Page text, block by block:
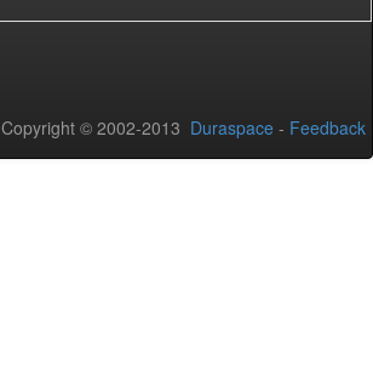
Copyright © 2002-2013 Duraspace - Feedback